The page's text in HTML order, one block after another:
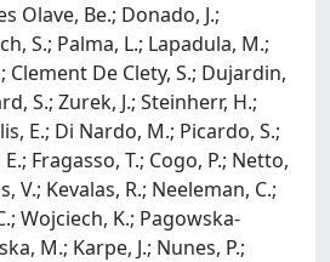
Olave, Be.; Donado, J.;
S.; Palma, L.; Lapadula, M.;
Clement De Clety, S.; Dujardin,
S.; Zurek, J.; Steinherr, H.;
E.; Di Nardo, M.; Picardo, S.;
Fragasso, T.; Cogo, P.; Netto,
V.; Kevalas, R.; Neeleman, C.;
Wojciech, K.; Pagowska-
M.; Karpe, J.; Nunes, P.;